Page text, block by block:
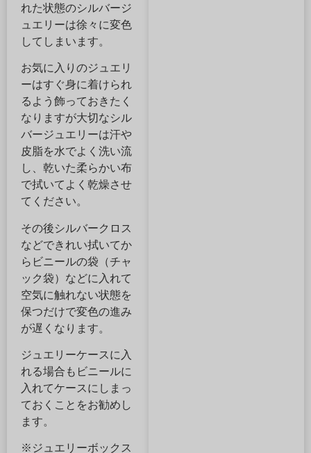
れた状態のシルバージ
ュエリーは徐々に変色
してしまいます。
お気に入りのジュエリ
ーはすぐ身に着けられ
るよう飾っておきたく
なりますが大切なシル
バージュエリーは汗や
皮脂を水でよく洗い流
し、乾いた柔らかい布
で拭いてよく乾燥させ
てください。
その後シルバークロス
などできれい拭いてか
らビニールの袋（チャ
ック袋）などに入れて
空気に触れない状態を
保つだけで変色の進み
が遅くなります。
ジュエリーケースに入
れる場合もビニールに
入れてケースにしまっ
ておくことをお勧めし
ます。
※ジュエリーボックス